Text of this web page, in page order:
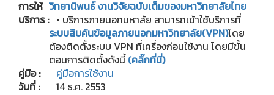
การให้
บริการ :
วิทยานิพนธ์ งานวิจัยฉบับเต็มของมหาวิทยาลัยไทย
• บริการภายนอกมหาลัย สามารถเข้าใช้บริการที่
ระบบสืบค้นข้อมูลภายนอกมหาวิทยาลัย(VPN)โดย
ต้องติดตั้งระบบ VPN ที่เครื่องก่อนใช้งาน โดยมีขั้น
ตอนการติดตั้งดังนี้(คลิ๊กที่นี่)
คู่มือ :
คู่มือการใช้งาน
วันที่ :
14 ธ.ค. 2553